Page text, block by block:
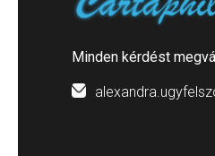
Minden kérdést